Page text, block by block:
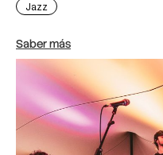
Jazz
Saber más